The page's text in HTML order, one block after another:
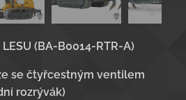
(BA-B0014-RTR-A)
se čtyřcestným ventilem
rozrývák)